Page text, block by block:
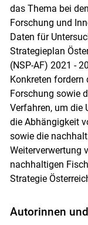
das Thema bei
Forschung und
Daten für
Strategieplan
(NSP-AF) 2021 -
Konkreten fordern
Forschung sowie
Verfahren, um die
die Abhängigkeit
sowie die
Weiterverwertung
nachhaltigen
Strategie
Autorinnen